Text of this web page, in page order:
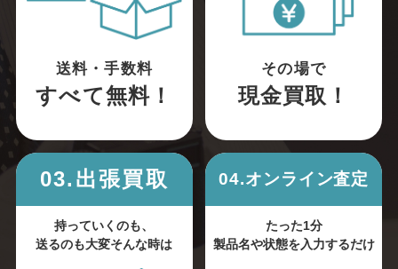
送料・手数料
すべて無料！
その場で
現金買取！
03.出張買取
持っていくのも、
送るのも大変そんな時は
04.オンライン査定
たった1分
製品名や状態を入力するだけ